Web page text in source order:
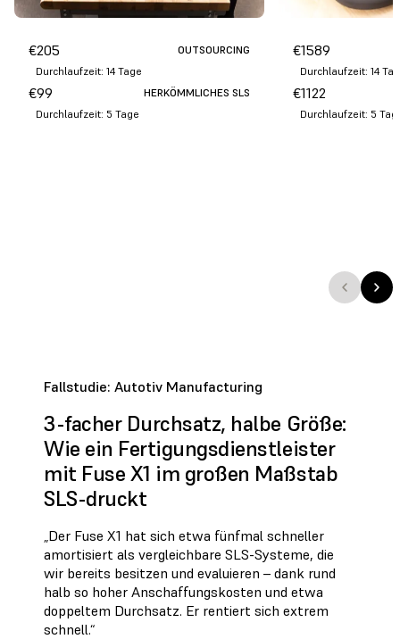
€205
OUTSOURCING
Durchlaufzeit: 14 Tage
€99
HERKÖMMLICHES SLS
Durchlaufzeit: 5 Tage
€1589
Durchlaufzeit: 14
€1122
Durchlaufzeit: 5
Fallstudie: Autotiv Manufacturing
3-facher Durchsatz, halbe Größe:
Wie ein Fertigungsdienstleister
mit Fuse X1 im großen Maßstab
SLS-druckt
„Der Fuse X1 hat sich etwa fünfmal schneller
amortisiert als vergleichbare SLS-Systeme, die
wir bereits besitzen und evaluieren – dank rund
halb so hoher Anschaffungs­kosten und etwa
doppeltem Durchsatz. Er rentiert sich extrem
schnell.“